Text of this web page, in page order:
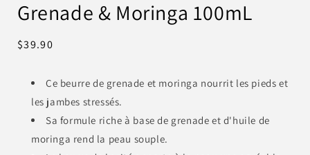
dans
une
Grenade & Moringa 100mL
Prix
$39.90
Ce beurre de grenade et moringa nourrit les pieds et
les jambes stressés.
Sa formule riche à base de grenade et d'huile de
moringa rend la peau souple.